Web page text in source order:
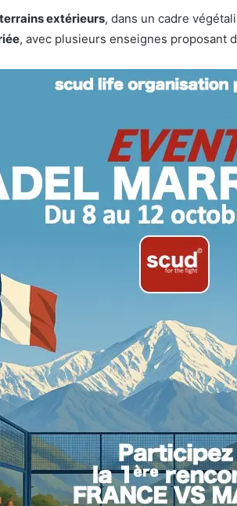
extérieurs, dans un cadre
, avec plusieurs enseignes proposant